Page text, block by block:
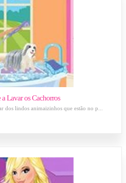
Lavar os Cachorros
dos lindos animaizinhos que estão no p...